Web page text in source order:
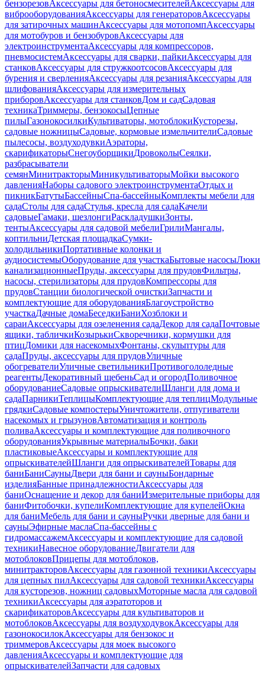
бензорезовАксессуары для бетоносмесителейАксессуары для
виброоборудованияАксессуары для генераторовАксессуары
для затирочных машинАксессуары для мотопомпАксессуары
для мотобуров и бензобуровАксессуары для
электроинструментаАксессуары для компрессоров,
пневмосистемАксессуары для сварки, пайкиАксессуары для
станковАксессуары для стружкоотсосовАксессуары для
бурения и сверленияАксессуары для резанияАксессуары для
шлифованияАксессуары для измерительных
приборовАксессуары для станковДом и садСадовая
техникаТриммеры, бензокосыЦепные
пилыГазонокосилкиКультиваторы, мотоблокиКусторезы,
садовые ножницыСадовые, кормовые измельчителиСадовые
пылесосы, воздуходувкиАэраторы,
скарификаторыСнегоуборщикиДровоколыСеялки,
разбрасыватели
семянМинитракторыМиникультиваторыМойки высокого
давленияНаборы садового электроинструментаОтдых и
пикникБатутыБассейныСпа-бассейныКомплекты мебели для
садаСтолы для садаСтулья, кресла для садаКачели
садовыеГамаки, шезлонгиРаскладушкиЗонты,
тентыАксессуары для садовой мебелиГрилиМангалы,
коптильниДетская площадкаСумки-
холодильникиПортативные колонки и
аудиосистемыОборудование для участкаБытовые насосыЛюки
канализационныеПруды, аксессуары для прудовФильтры,
насосы, стерилизаторы для прудовКомпрессоры для
прудовСтанции биологической очисткиЗапчасти и
комплектующие для оборудованияБлагоустройство
участкаДачные домаБеседкиБаниХозблоки и
сараиАксессуары для озеленения садаДекор для садаПочтовые
ящики, табличкиКозырькиСкворечники, кормушки для
птицДомики для насекомыхФонтаны, скульптуры для
садаПруды, аксессуары для прудовУличные
обогревателиУличные светильникиПротивогололедные
реагентыДекоративный щебеньСад и огородПоливочное
оборудованиеСадовые опрыскивателиШланги для дома и
садаПарникиТеплицыКомплектующие для теплицМодульные
грядкиСадовые компостерыУничтожители, отпугиватели
насекомых и грызуновАвтоматизация и контроль
поливаАксессуары и комплектующие для поливочного
оборудованияУкрывные материалыБочки, баки
пластиковыеАксессуары и комплектующие для
опрыскивателейШланги для опрыскивателейТовары для
баниБаниСауныДвери для бани и сауныБондарные
изделияБанные принадлежностиАксессуары для
баниОснащение и декор для баниИзмерительные приборы для
баниФитобочки, купелиКомплектующие для купелейОкна
для баниМебель для бани и сауныРучки дверные для бани и
сауныЭфирные маслаСпа-бассейны с
гидромассажемАксессуары и комплектующие для садовой
техникиНавесное оборудованиеДвигатели для
мотоблоковПрицепы для мотоблоков,
минитракторовАксессуары для газонной техникиАксессуары
для цепных пилАксессуары для садовой техникиАксессуары
для кусторезов, ножниц садовыхМоторные масла для садовой
техникиАксессуары для аэратоторов и
скарификаторовАксессуары для культиваторов и
мотоблоковАксессуары для воздуходувокАксессуары для
газонокосилокАксессуары для бензокос и
триммеровАксессуары для моек высокого
давленияАксессуары и комплектующие для
опрыскивателейЗапчасти для садовых